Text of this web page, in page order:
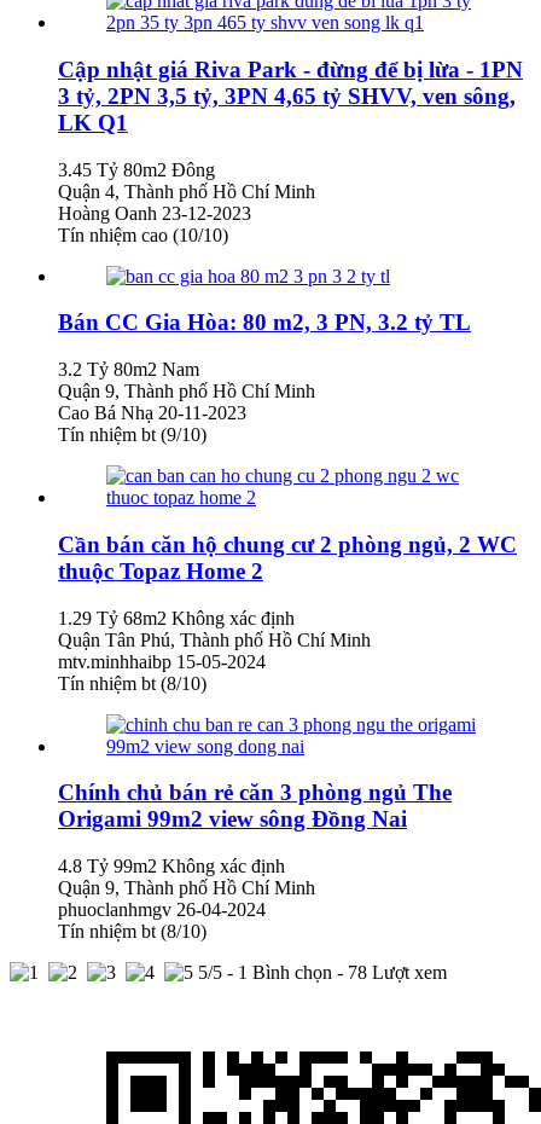
Cập nhật giá Riva Park - đừng để bị lừa - 1PN
3 tỷ, 2PN 3,5 tỷ, 3PN 4,65 tỷ SHVV, ven sông,
LK Q1
3.45 Tỷ 80m2 Đông
Quận 4, Thành phố Hồ Chí Minh
Hoàng Oanh 23-12-2023
Tín nhiệm cao (10/10)
Bán CC Gia Hòa: 80 m2, 3 PN, 3.2 tỷ TL
3.2 Tỷ 80m2 Nam
Quận 9, Thành phố Hồ Chí Minh
Cao Bá Nhạ 20-11-2023
Tín nhiệm bt (9/10)
Cần bán căn hộ chung cư 2 phòng ngủ, 2 WC
thuộc Topaz Home 2
1.29 Tỷ 68m2 Không xác định
Quận Tân Phú, Thành phố Hồ Chí Minh
mtv.minhhaibp 15-05-2024
Tín nhiệm bt (8/10)
Chính chủ bán rẻ căn 3 phòng ngủ The
Origami 99m2 view sông Đồng Nai
4.8 Tỷ 99m2 Không xác định
Quận 9, Thành phố Hồ Chí Minh
phuoclanhmgv 26-04-2024
Tín nhiệm bt (8/10)
5/5 - 1 Bình chọn - 78 Lượt xem